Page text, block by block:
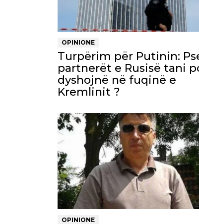
OPINIONE
Turpërim për Putinin:
partnerët e Rusisë tani
dyshojnë në fuqinë e
Kremlinit ?
OPINIONE